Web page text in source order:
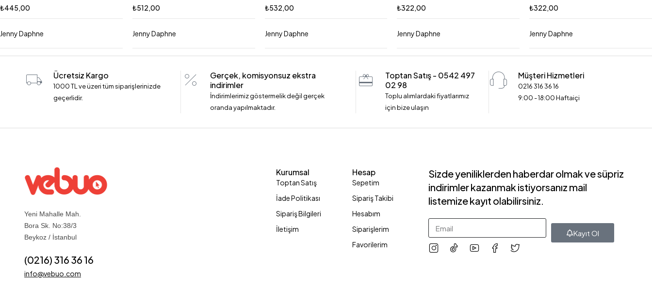
₺445,00
Jenny Daphne
₺512,00
Jenny Daphne
₺532,00
Jenny Daphne
₺322,00
Jenny Daphne
₺322,00
Jenny Daphne
Ücretsiz Kargo
1000 TL ve üzeri tüm siparişlerinizde
geçerlidir.
Gerçek, komisyonsuz ekstra
indirimler
İndirimlerimiz göstermelik değil gerçek
oranda yapılmaktadır.
Toptan Satış - 0542 497
02 98
Toplu alımlardaki fiyatlarımız
için bize ulaşın
Müşteri Hizmetleri
0216 316 36 16
9:00 - 18:00 Haftaiçi
Yeni Mahalle Mah.
Bora Sk. No:38/3
Beykoz / İstanbul
(0216) 316 36 16
info@vebuo.com
Kurumsal
Toptan Satış
İade Politikası
Sipariş Bilgileri
İletişim
Hesap
Sepetim
Sipariş Takibi
Hesabım
Siparişlerim
Favorilerim
Sizde yeniliklerden haberdar olmak ve süpriz
indirimler kazanmak istiyorsanız mail
listemize kayıt olabilirsiniz.
Kayıt Ol